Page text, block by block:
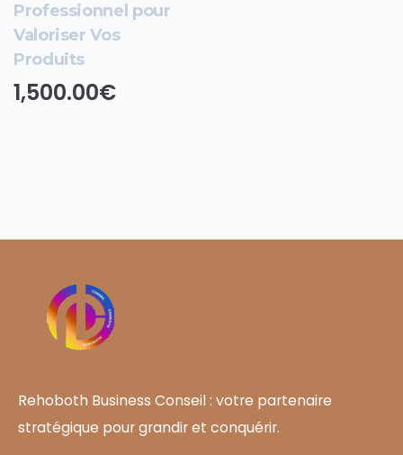
Professionnel pour
Valoriser Vos
Produits
1,500.00€
Rehoboth Business Conseil : votre partenaire
stratégique pour grandir et conquérir.